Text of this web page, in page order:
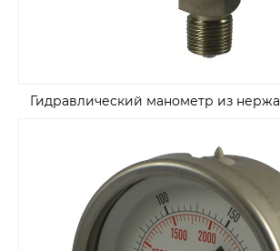
Гидравлический манометр из